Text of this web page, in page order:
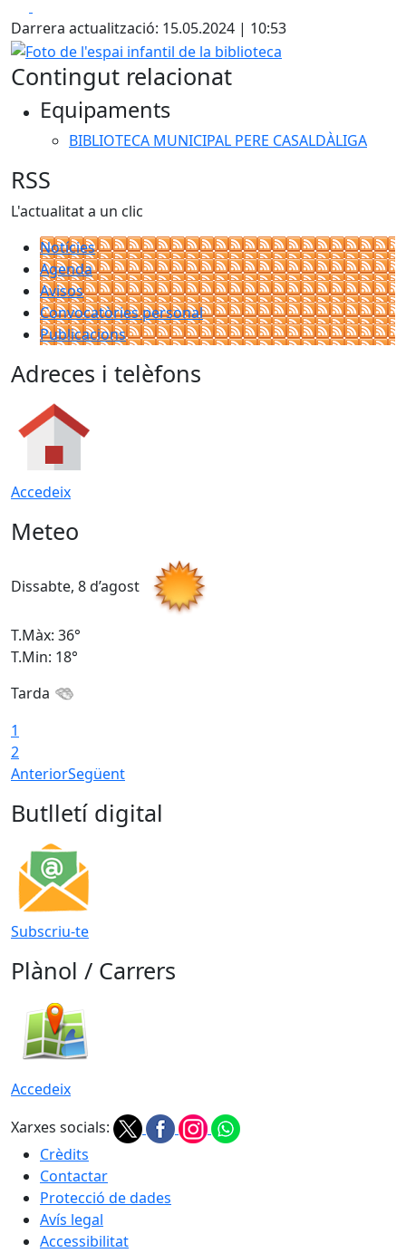
Darrera actualització: 15.05.2024 | 10:53
Foto de l'espai infantil de la biblioteca
Contingut relacionat
Equipaments
BIBLIOTECA MUNICIPAL PERE CASALDÀLIGA
RSS
L'actualitat a un clic
Notícies
Agenda
Avisos
Convocatòries personal
Publicacions
Adreces i telèfons
Accedeix
Meteo
Dissabte, 8 d’agost
T.Màx: 36°
T.Min: 18°
Tarda
1
2
AnteriorSegüent
Butlletí digital
Subscriu-te
Plànol / Carrers
Accedeix
Xarxes socials:
Crèdits
Contactar
Protecció de dades
Avís legal
Accessibilitat